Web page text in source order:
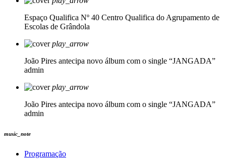
Espaço Qualifica Nº 40 Centro Qualifica do Agrupamento de
Escolas de Grândola
play_arrow
João Pires antecipa novo álbum com o single “JANGADA”
admin
play_arrow
João Pires antecipa novo álbum com o single “JANGADA”
admin
music_note
Programação